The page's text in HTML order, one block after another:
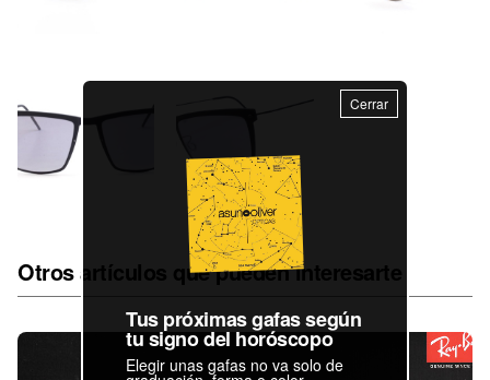
Otros artículos que pueden interesarte
Cerrar
Tus próximas gafas según
tu signo del horóscopo
Elegir unas gafas no va solo de